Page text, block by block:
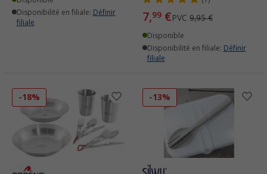
Disponibilité en filiale: Définir
filiale
7,99 €PVC 9,95 €
Disponible
Disponibilité en filiale: Définir
filiale
-18% -13%